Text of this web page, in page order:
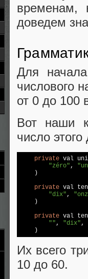
временам,
доведем
Для
числового
от 0 до 100
Вот наши
число
private val
"zéro",
    )
private val
"dix",
    )
private val
"", "dix",
    )
Их всего
10 до 60.